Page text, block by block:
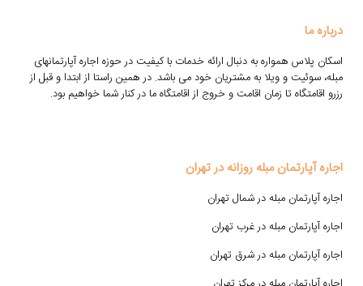
درباره ما
اسکان پلاس همواره به دنبال ارائه خدمات با کیفیت در حوزه اجاره آپارتمانهای
مبله، سوئیت و ویلا به مشتریان خود می باشد. در همین راستا از ابتدا و قبل از
رزرو اقامتگاه تا زمان اقامت و خروج از اقامتگاه ما در کنار شما خواهیم بود.
اجاره آپارتمان مبله روزانه در تهران
اجاره آپارتمان مبله در شمال تهران
اجاره آپارتمان مبله در غرب تهران
اجاره آپارتمان مبله در شرق تهران